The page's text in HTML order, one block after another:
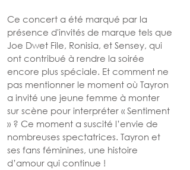
Ce concert a été marqué par la
présence d'invités de marque tels que
Joe Dwet File, Ronisia, et Sensey, qui
ont contribué à rendre la soirée
encore plus spéciale. Et comment ne
pas mentionner le moment où Tayron
a invité une jeune femme à monter
sur scène pour interpréter « Sentiment
» ? Ce moment a suscité l’envie de
nombreuses spectatrices. Tayron et
ses fans féminines, une histoire
d’amour qui continue !